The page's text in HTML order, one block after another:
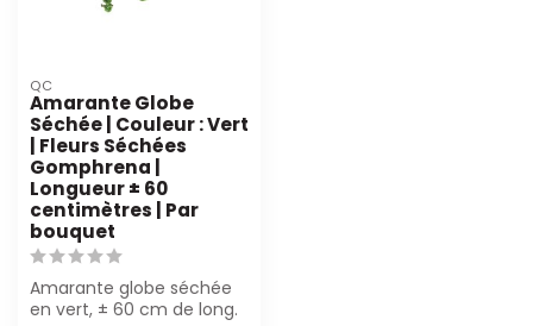
QC
Amarante Globe
Séchée | Couleur : Vert
| Fleurs Séchées
Gomphrena |
Longueur ± 60
centimètres | Par
bouquet
Amarante globe séchée
en vert, ± 60 cm de long.